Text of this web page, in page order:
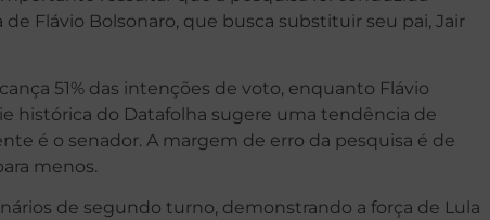
Flávio Bolsonaro, que busca substituir seu pai, Jair
51% das intenções de voto, enquanto Flávio
histórica do Datafolha sugere uma tendência de
é o senador. A margem de erro da pesquisa é de
menos.
de segundo turno, demonstrando a força de Lula